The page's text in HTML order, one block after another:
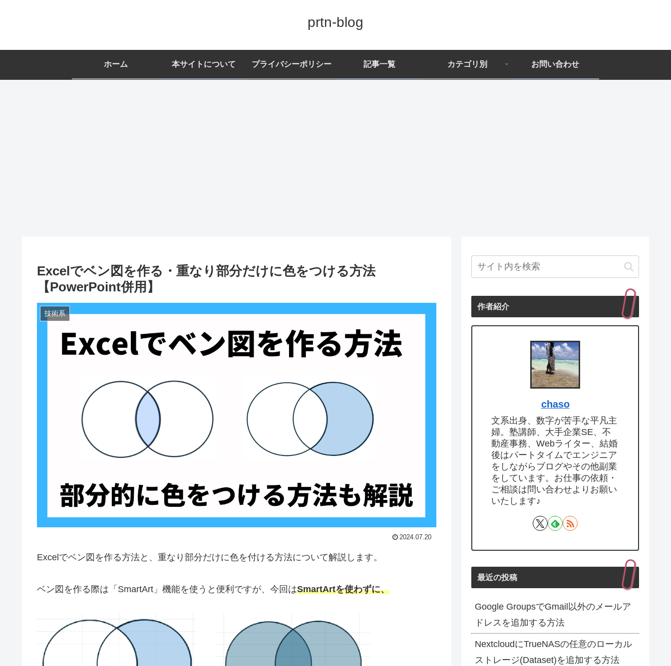
prtn-blog
ホーム 本サイトについて プライバシーポリシー 記事一覧 カテゴリ別 お問い合わせ
Excelでベン図を作る・重なり部分だけに色をつける方法
【PowerPoint併用】
技術系
2024.07.20
Excelでベン図を作る方法と、重なり部分だけに色を付ける方法について解説します。
ベン図を作る際は「SmartArt」機能を使うと便利ですが、今回はSmartArtを使わずに、
作者紹介
chaso
文系出身、数字が苦手な平凡主
婦。塾講師、大手企業SE、不
動産事務、Webライター、結婚
後はパートタイムでエンジニア
をしながらブログやその他副業
をしています。お仕事の依頼・
ご相談は問い合わせよりお願い
いたします♪
最近の投稿
Google GroupsでGmail以外のメールア
ドレスを追加する方法
NextcloudにTrueNASの任意のローカル
ストレージ(Dataset)を追加する方法